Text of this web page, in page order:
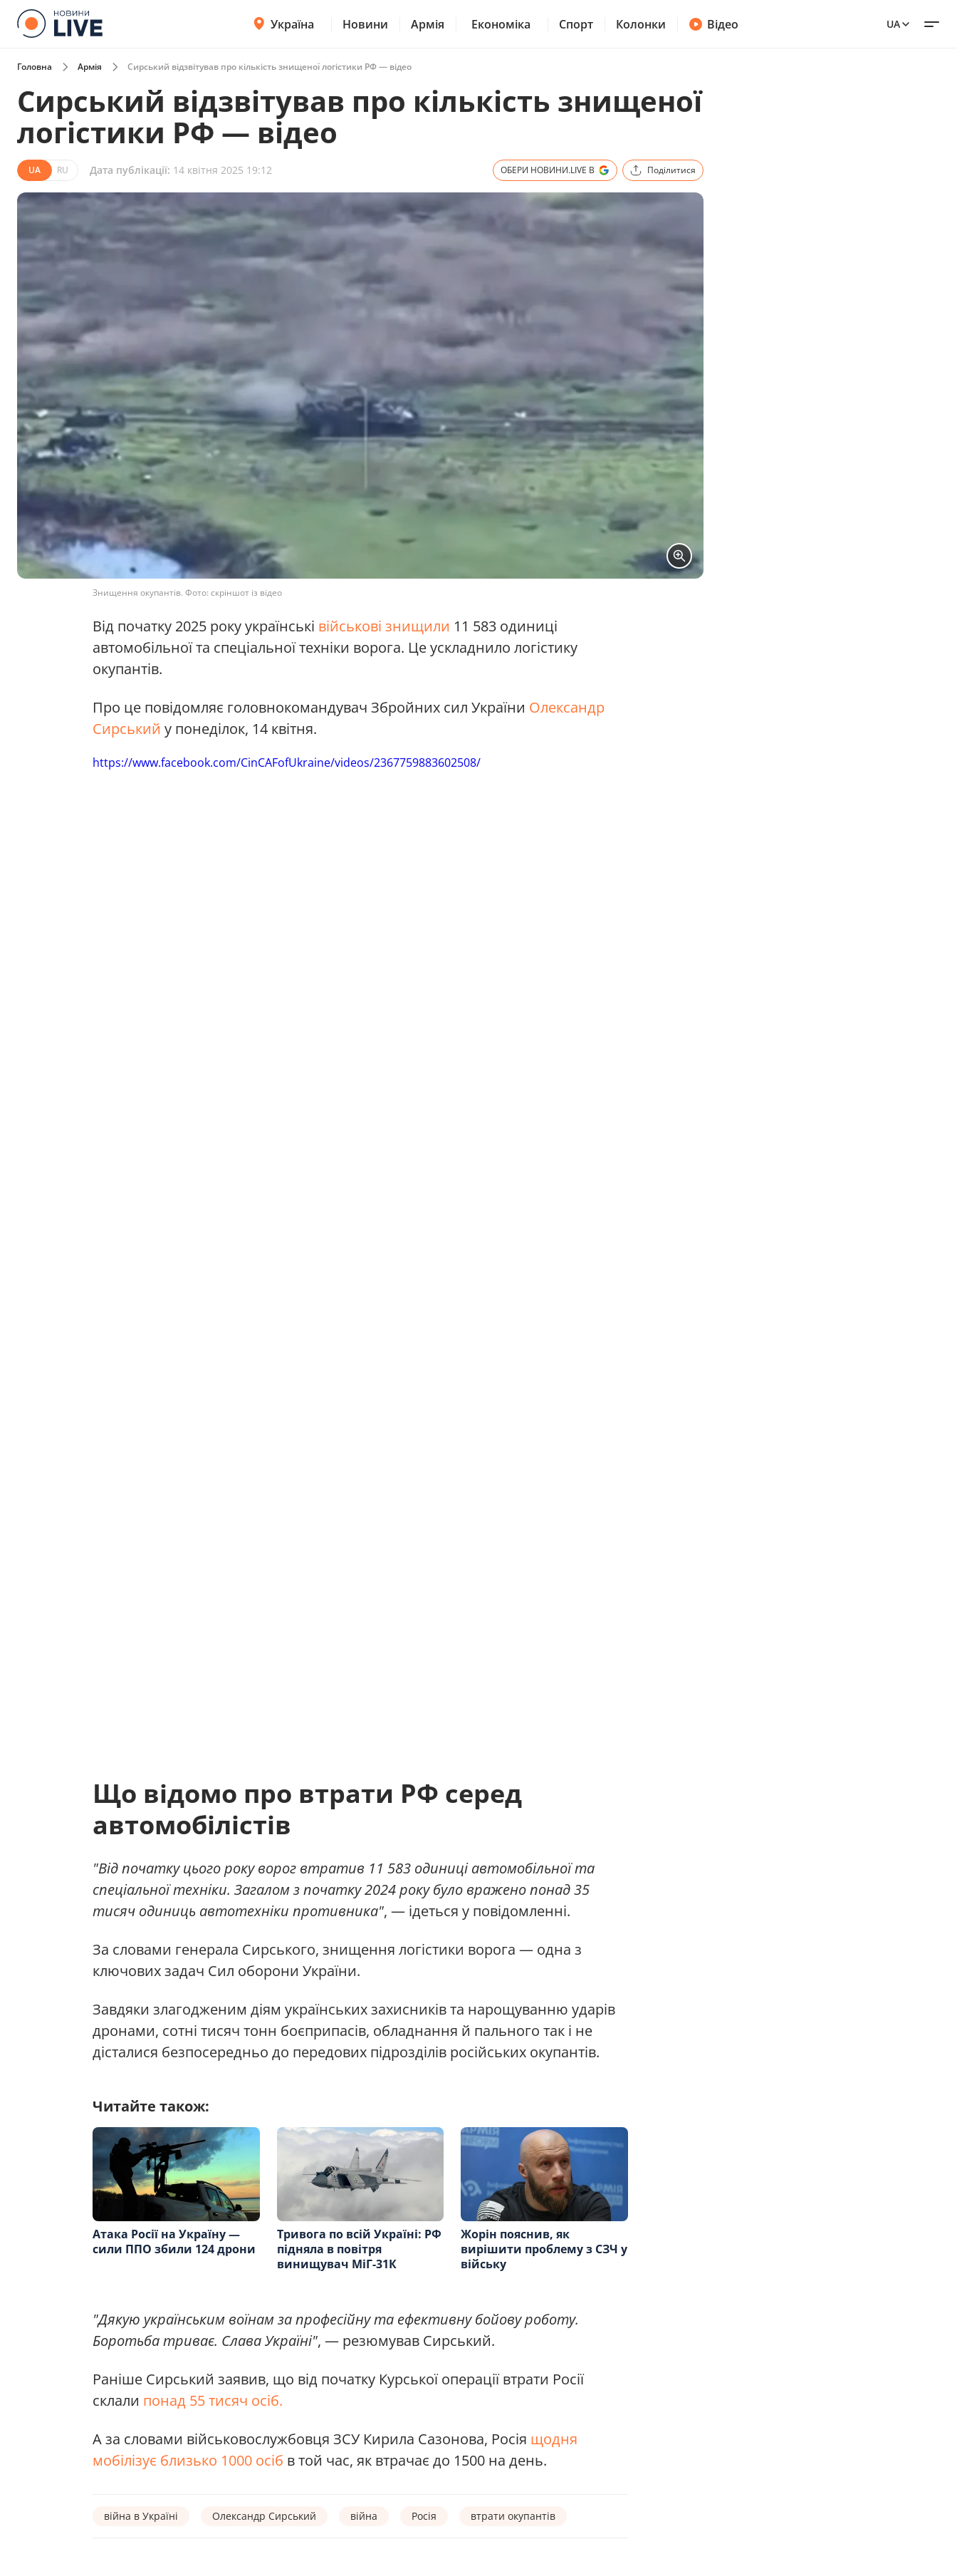
Україна Новини Армія Економіка Спорт Колонки Відео UA
Головна Армія Сирський відзвітував про кількість знищеної логістики РФ — відео
Сирський відзвітував про кількість знищеної
логістики РФ — відео
UA RU Дата публікації: 14 квітня 2025 19:12 ОБЕРИ НОВИНИ.LIVE В Поділитися
Знищення окупантів. Фото: скріншот із відео
Від початку 2025 року українські військові знищили 11 583 одиниці
автомобільної та спеціальної техніки ворога. Це ускладнило логістику
окупантів.
Про це повідомляє головнокомандувач Збройних сил України Олександр
Сирський у понеділок, 14 квітня.
https://www.facebook.com/CinCAFofUkraine/videos/2367759883602508/
Що відомо про втрати РФ серед
автомобілістів
"Від початку цього року ворог втратив 11 583 одиниці автомобільної та
спеціальної техніки. Загалом з початку 2024 року було вражено понад 35
тисяч одиниць автотехніки противника", — ідеться у повідомленні.
За словами генерала Сирського, знищення логістики ворога — одна з
ключових задач Сил оборони України.
Завдяки злагодженим діям українських захисників та нарощуванню ударів
дронами, сотні тисяч тонн боєприпасів, обладнання й пального так і не
дісталися безпосередньо до передових підрозділів російських окупантів.
Читайте також:
Атака Росії на Україну —
сили ППО збили 124 дрони
Тривога по всій Україні: РФ
підняла в повітря
винищувач МіГ-31К
Жорін пояснив, як
вирішити проблему з СЗЧ у
війську
"Дякую українським воїнам за професійну та ефективну бойову роботу.
Боротьба триває. Слава Україні", — резюмував Сирський.
Раніше Сирський заявив, що від початку Курської операції втрати Росії
склали понад 55 тисяч осіб.
А за словами військовослужбовця ЗСУ Кирила Сазонова, Росія щодня
мобілізує близько 1000 осіб в той час, як втрачає до 1500 на день.
війна в Україні Олександр Сирський війна Росія втрати окупантів